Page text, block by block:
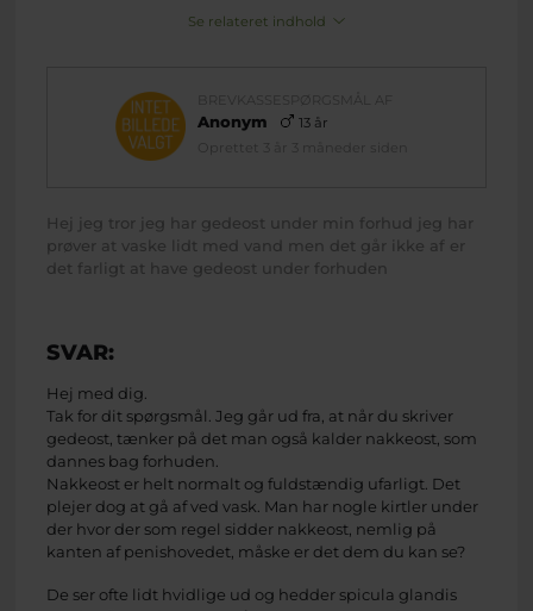
Se relateret indhold
BREVKASSESPØRGSMÅL AF
Anonym
13 år
Oprettet 3 år 3 måneder siden
Hej jeg tror jeg har gedeost under min forhud jeg har
prøver at vaske lidt med vand men det går ikke af er
det farligt at have gedeost under forhuden
SVAR:
Hej med dig.
Tak for dit spørgsmål. Jeg går ud fra, at når du skriver
gedeost, tænker på det man også kalder nakkeost, som
dannes bag forhuden.
Nakkeost er helt normalt og fuldstændig ufarligt. Det
plejer dog at gå af ved vask. Man har nogle kirtler under
der hvor der som regel sidder nakkeost, nemlig på
kanten af penishovedet, måske er det dem du kan se?
De ser ofte lidt hvidlige ud og hedder spicula glandis